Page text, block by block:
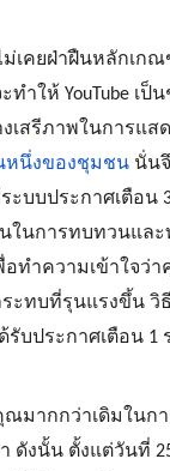
ม่เคยฝ่าฝืนหลักเก
ทำให้ YouTube เ
เสรีภาพในการแส
หนึ่งของชุมชน นั่น
บบประกาศเตือน
ในการทบทวนและ
อทำความเข้าใจว่
ะทบที่รุนแรงขึ้น วิ
รับประกาศเตือน 1
ณมากกว่าเดิมในก
า ดังนั้น ตั้งแต่วันที่